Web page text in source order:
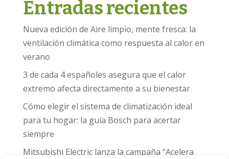
Entradas recientes
Nueva edición de Aire limpio, mente fresca: la
ventilación climática como respuesta al calor en
verano
3 de cada 4 españoles asegura que el calor
extremo afecta directamente a su bienestar
Cómo elegir el sistema de climatización ideal
para tu hogar: la guía Bosch para acertar
siempre
Mitsubishi Electric lanza la campaña “Acelera